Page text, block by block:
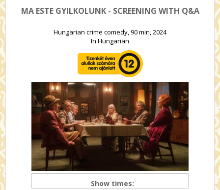
MA ESTE GYILKOLUNK - SCREENING WITH Q&A
Hungarian crime comedy, 90 min, 2024
In Hungarian
Show times: